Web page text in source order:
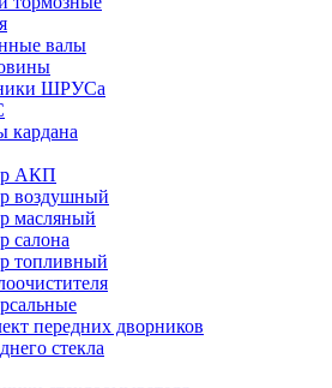
валы
ШРУСа
кардана
АКП
воздушный
масляный
салона
топливный
передних дворников
стекла